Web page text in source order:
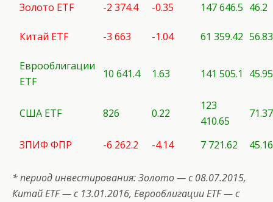
Золото ETF
-2 374.4 -0.35 147 646.5 46.2
Китай ETF -3 663 -1.04 61 359.42 56.83
Еврооблигации
ETF
10 641.4 1.63 141 505.1 45.95
США ETF 826 0.22
123
410.65
71.37
ЗПИФ ФПР -6 262.2 -4.14 7 721.62 45.16
* период инвестирования: Золото — с 08.07.2015,
Китай ETF — с 13.01.2016, Еврооблигации ETF — c